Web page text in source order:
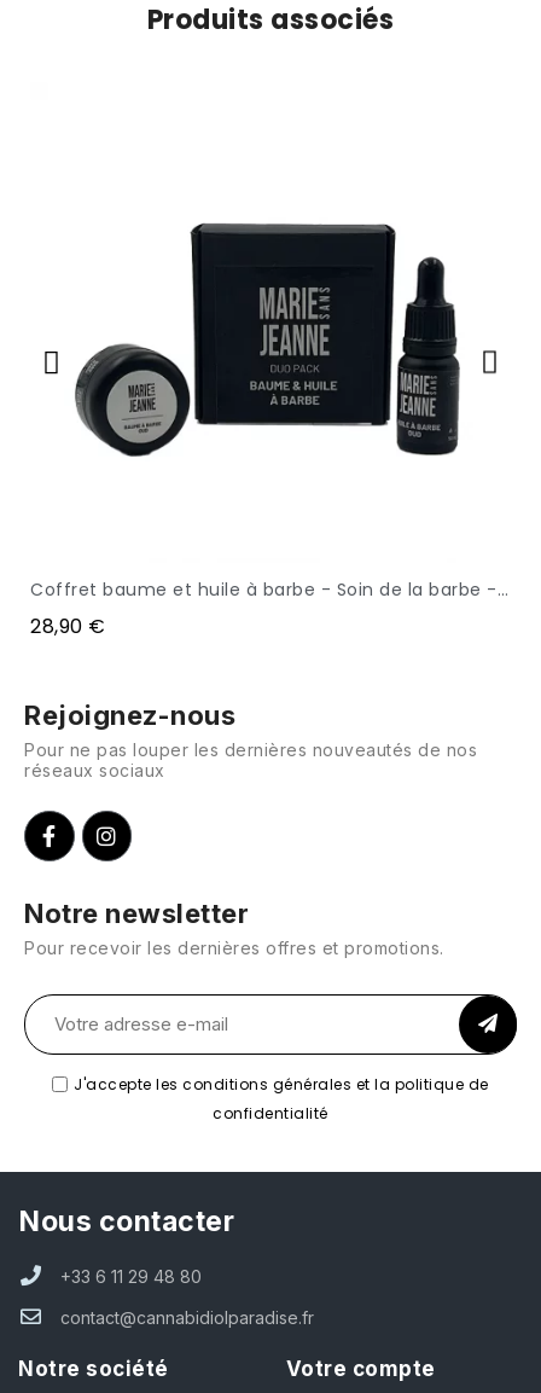
Produits associés
APERÇU Coffret baume et huile à barbe - Soin de la barbe - 150mg CBD - MARIE SANS JEANNE
28,90 €
Rejoignez-nous
Pour ne pas louper les dernières nouveautés de nos
réseaux sociaux
Notre newsletter
Pour recevoir les dernières offres et promotions.
J'accepte les conditions générales et la politique de
confidentialité
Nous contacter
+33 6 11 29 48 80
contact@cannabidiolparadise.fr
Notre société Votre compte